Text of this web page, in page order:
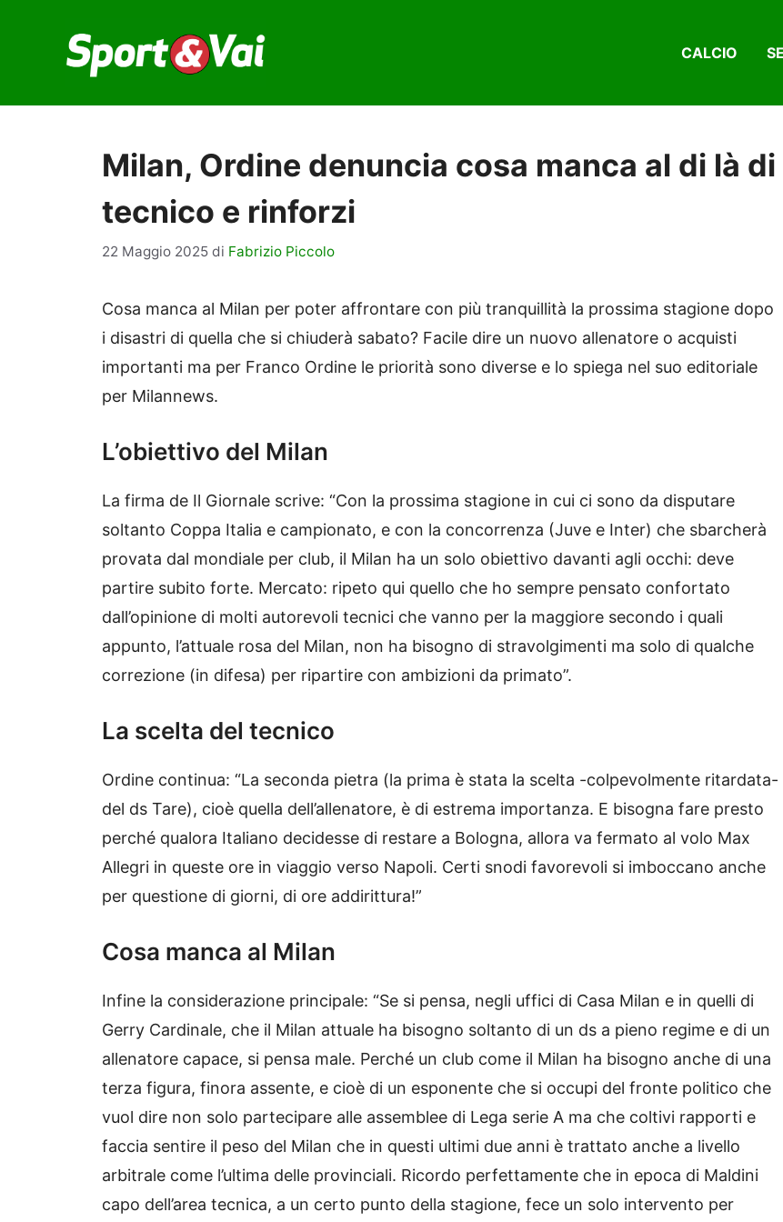
contenuto
CALCIO
Milan, Ordine denuncia cosa manca al di là di
tecnico e rinforzi
22 Maggio 2025 di Fabrizio Piccolo
Cosa manca al Milan per poter affrontare con più tranquillità la prossima stagione dopo
i disastri di quella che si chiuderà sabato? Facile dire un nuovo allenatore o acquisti
importanti ma per Franco Ordine le priorità sono diverse e lo spiega nel suo editoriale
per Milannews.
L’obiettivo del Milan
La firma de Il Giornale scrive: “Con la prossima stagione in cui ci sono da disputare
soltanto Coppa Italia e campionato, e con la concorrenza (Juve e Inter) che sbarcherà
provata dal mondiale per club, il Milan ha un solo obiettivo davanti agli occhi: deve
partire subito forte. Mercato: ripeto qui quello che ho sempre pensato confortato
dall’opinione di molti autorevoli tecnici che vanno per la maggiore secondo i quali
appunto, l’attuale rosa del Milan, non ha bisogno di stravolgimenti ma solo di qualche
correzione (in difesa) per ripartire con ambizioni da primato”.
La scelta del tecnico
Ordine continua: “La seconda pietra (la prima è stata la scelta -colpevolmente ritardata-
del ds Tare), cioè quella dell’allenatore, è di estrema importanza. E bisogna fare presto
perché qualora Italiano decidesse di restare a Bologna, allora va fermato al volo Max
Allegri in queste ore in viaggio verso Napoli. Certi snodi favorevoli si imboccano anche
per questione di giorni, di ore addirittura!”
Cosa manca al Milan
Infine la considerazione principale: “Se si pensa, negli uffici di Casa Milan e in quelli di
Gerry Cardinale, che il Milan attuale ha bisogno soltanto di un ds a pieno regime e di un
allenatore capace, si pensa male. Perché un club come il Milan ha bisogno anche di una
terza figura, finora assente, e cioè di un esponente che si occupi del fronte politico che
vuol dire non solo partecipare alle assemblee di Lega serie A ma che coltivi rapporti e
faccia sentire il peso del Milan che in questi ultimi due anni è trattato anche a livello
arbitrale come l’ultima delle provinciali. Ricordo perfettamente che in epoca di Maldini
capo dell’area tecnica, a un certo punto della stagione, fece un solo intervento per